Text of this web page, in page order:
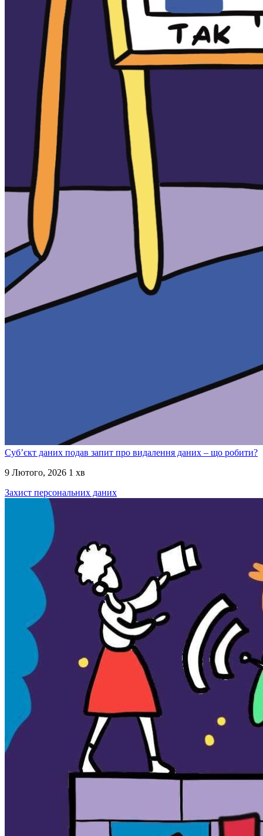
Суб’єкт даних подав запит про видалення даних – що робити?
9 Лютого, 2026 1 хв
Захист персональних даних